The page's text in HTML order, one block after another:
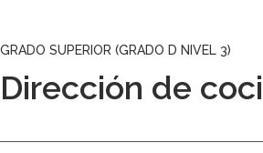
GRADO SUPERIOR (GRADO D NIVEL 3)
Dirección de